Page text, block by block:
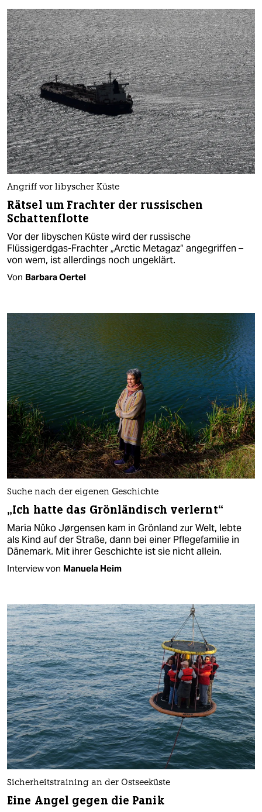
Angriff vor libyscher Küste
Rätsel um Frachter der russischen
Schattenflotte
Vor der libyschen Küste wird der russische
Flüssigerdgas-Frachter „Arctic Metagaz“ angegriffen –
von wem, ist allerdings noch ungeklärt.
Von Barbara Oertel
Suche nach der eigenen Geschichte
„Ich hatte das Grönländisch verlernt“
Maria Nûko Jørgensen kam in Grönland zur Welt, lebte
als Kind auf der Straße, dann bei einer Pflegefamilie in
Dänemark. Mit ihrer Geschichte ist sie nicht allein.
Interview von Manuela Heim
Sicherheitstraining an der Ostseeküste
Eine Angel gegen die Panik